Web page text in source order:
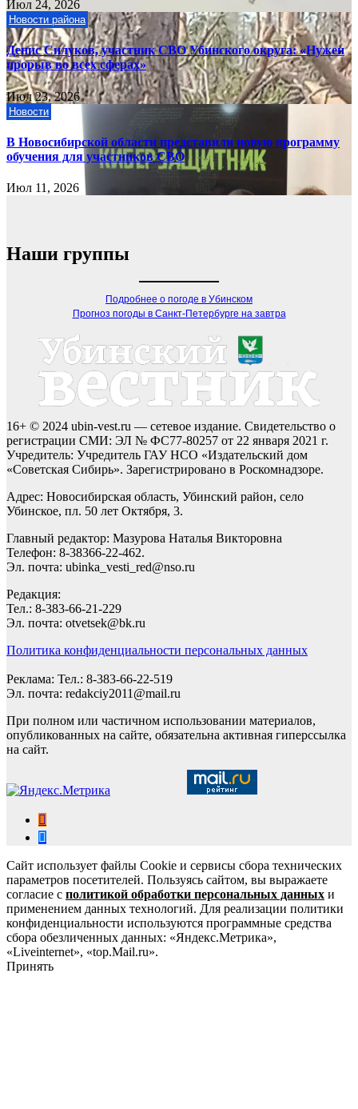
Июл 24, 2026
Новости района
Денис Силуков, участник СВО Убинского округа: «Нужен
прорыв во всех сферах»
Июл 23, 2026
Новости
В Новосибирской области представили новую программу
обучения для участников СВО
Июл 11, 2026
Наши группы
Подробнее о погоде в Убинском
Прогноз погоды в Санкт-Петербурге на завтра
16+ © 2024 ubin-vest.ru — сетевое издание. Свидетельство о
регистрации СМИ: ЭЛ № ФС77-80257 от 22 января 2021 г.
Учредитель: Учредитель ГАУ НСО «Издательский дом
«Советская Сибирь». Зарегистрировано в Роскомнадзоре.
Адрес: Новосибирская область, Убинский район, село
Убинское, пл. 50 лет Октября, 3.
Главный редактор: Мазурова Наталья Викторовна
Телефон: 8-38366-22-462.
Эл. почта: ubinka_vesti_red@nso.ru
Редакция:
Тел.: 8-383-66-21-229
Эл. почта: otvetsek@bk.ru
Политика конфиденциальности персональных данных
Реклама: Тел.: 8-383-66-22-519
Эл. почта: redakciy2011@mail.ru
При полном или частичном использовании материалов,
опубликованных на сайте, обязательна активная гиперссылка
на сайт.
Сайт использует файлы Cookie и сервисы сбора технических
параметров посетителей. Пользуясь сайтом, вы выражаете
согласие с политикой обработки персональных данных и
применением данных технологий. Для реализации политики
конфиденциальности используются программные средства
сбора обезличенных данных: «Яндекс.Метрика»,
«Liveinternet», «top.Mail.ru».
Принять